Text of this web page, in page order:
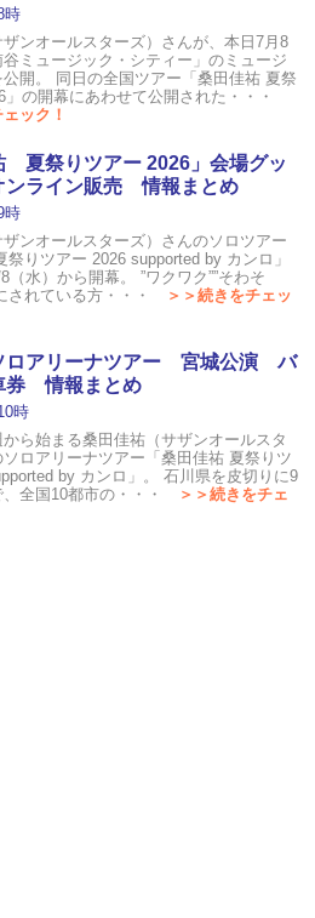
時
ンオールスターズ）さんが、本日7月8
谷ミュージック・シティー」のミュージ
公開。 同日の全国ツアー「桑田佳祐 夏祭
」の開幕にあわせて公開された・・・
ック！
夏祭りツアー 2026」会場グッ
ンライン販売 情報まとめ
時
ンオールスターズ）さんのソロツアー
祭りツアー 2026 supported by カンロ」
（水）から開幕。 ”ワクワク””そわそ
されている方・・・
＞＞続きをチェッ
ロアリーナツアー 宮城公演 バ
券 情報まとめ
時
ら始まる桑田佳祐（サザンオールスタ
ロアリーナツアー「桑田佳祐 夏祭りツ
by カンロ」。 石川県を皮切りに9
、全国10都市の・・・
＞＞続きをチェ